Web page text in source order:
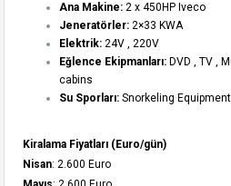
Ana Makine: 2 x 450HP Iveco
Jeneratörler: 2×33 KWA
Elektrik: 24V , 220V
Eğlence Ekipmanları: DVD , TV ,
cabins
Su Sporları: Snorkeling
Kiralama Fiyatları (Euro/gün)
Nisan: 2.600 Euro